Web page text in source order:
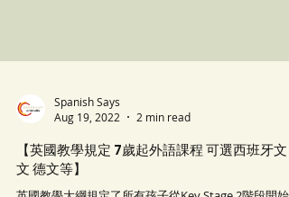
Spanish Says
Aug 19, 2022
2 min read